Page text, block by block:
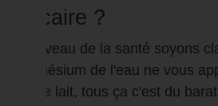
calcaire ?
Au niveau de la santé soyons
magnésium de l'eau ne vous
que le lait, tous ça c'est du